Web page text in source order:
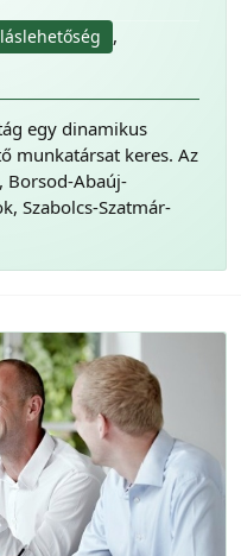
,
egy dinamikus
munkatársat keres. Az
Borsod-Abaúj-
Szabolcs-Szatmár-